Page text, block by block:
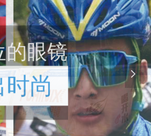
的眼镜
尚 넲